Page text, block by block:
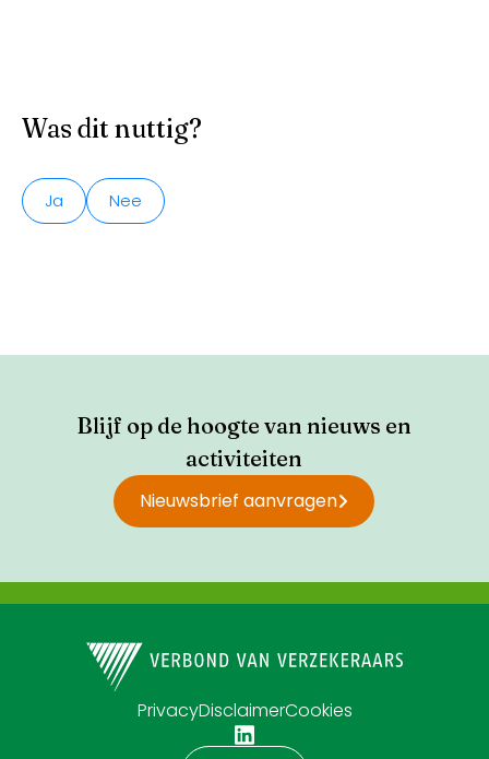
Was dit nuttig?
Ja Nee
Blijf op de hoogte van nieuws en
activiteiten
Nieuwsbrief aanvragen
PrivacyDisclaimerCookies